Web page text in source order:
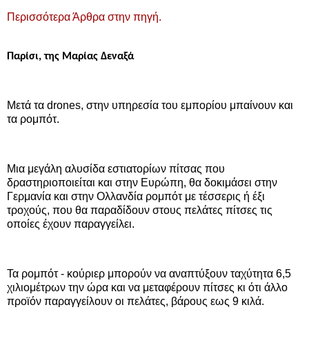
Περισσότερα Άρθρα στην πηγή.
Παρίσι, της Μαρίας Δεναξά
Μετά τα drones, στην υπηρεσία του εμπορίου μπαίνουν και
τα ρομπότ.
Μια μεγάλη αλυσίδα εστιατορίων πίτσας που
δραστηριοποιείται και στην Ευρώπη, θα δοκιμάσει στην
Γερμανία και στην Ολλανδία ρομπότ με τέσσερις ή έξι
τροχούς, που θα παραδίδουν στους πελάτες πίτσες τις
οποίες έχουν παραγγείλει.
Τα ρομπότ - κούριερ μπορούν να αναπτύξουν ταχύτητα 6,5
χιλιομέτρων την ώρα και να μεταφέρουν πίτσες κι ότι άλλο
προϊόν παραγγείλουν οι πελάτες, βάρους εως 9 κιλά.